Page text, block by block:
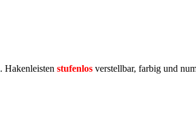
. Hakenleisten stufenlos verstellbar, farbig und